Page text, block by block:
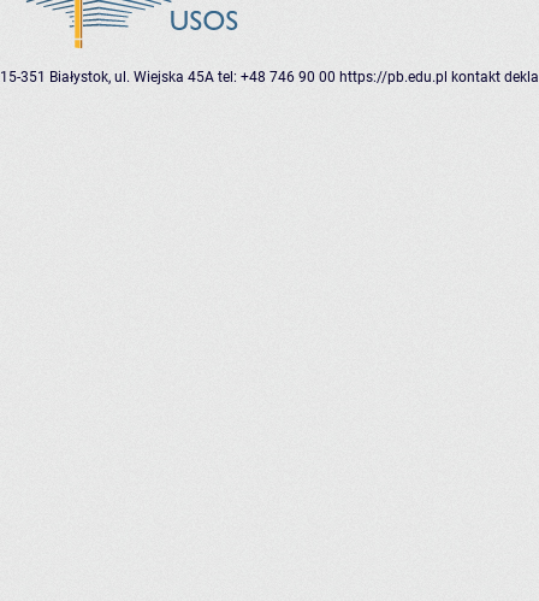
15-351 Białystok, ul. Wiejska 45A tel: +48 746 90 00 https://pb.edu.pl kontakt